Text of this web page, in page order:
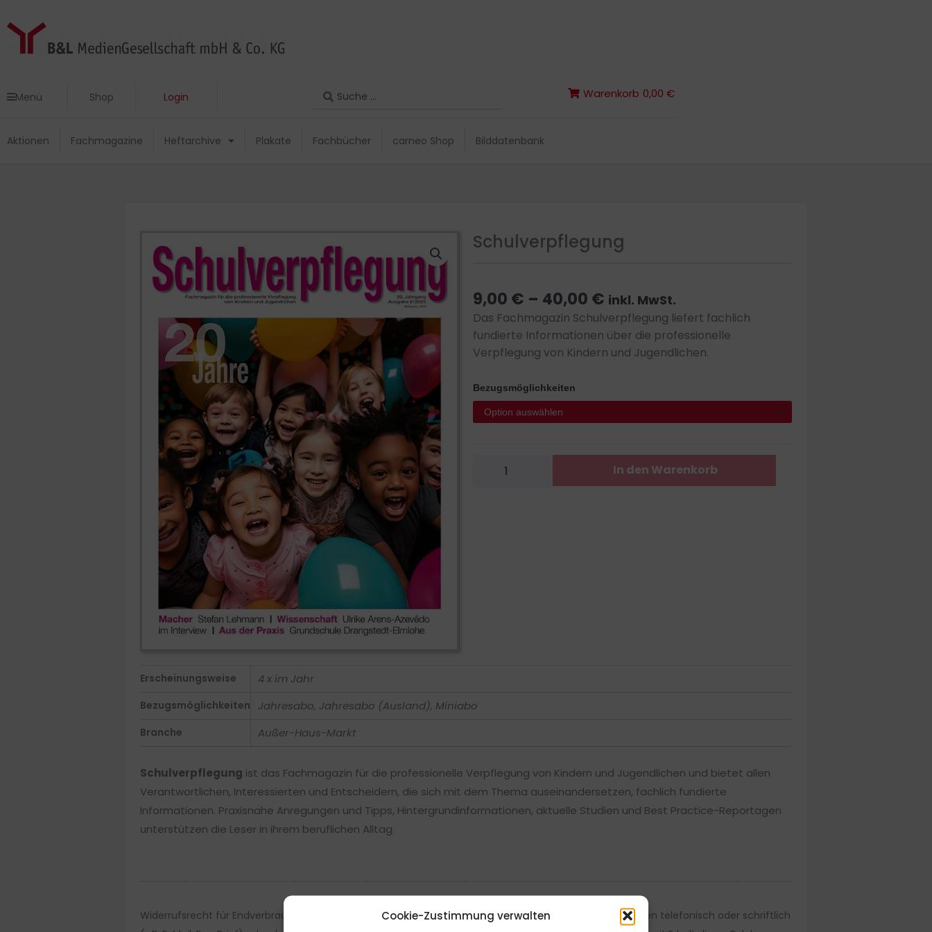
Cookie-Zustimmung verwalten
Inhalt
Menü Shop Login
Search
Warenkorb 0,00 €
Aktionen Fachmagazine Heftarchive Plakate Fachbücher carneo Shop Bilddatenbank
Menü Shop Login
Search
Warenkorb 0,00 €
Aktionen Fachmagazine Heftarchive Plakate Fachbücher carneo Shop Bilddatenbank
Schulverpflegung
9,00 € – 40,00 € Preisspanne:
9,00 €
bis
40,00 €
inkl. MwSt.
Das Fachmagazin Schulverpflegung liefert fachlich
fundierte Informationen über die professionelle
Verpflegung von Kindern und Jugendlichen.
Bezugsmöglichkeiten
Schulverpflegung
Menge
In den Warenkorb
Erscheinungsweise 4 x im Jahr
Bezugsmöglichkeiten Jahresabo, Jahresabo (Ausland), Miniabo
Branche Außer-Haus-Markt
Schulverpflegung ist das Fachmagazin für die professionelle Verpflegung von Kindern und Jugendlichen und bietet allen
Verantwortlichen, Interessierten und Entscheidern, die sich mit dem Thema auseinandersetzen, fachlich fundierte
Informationen. Praxisnahe Anregungen und Tipps, Hintergrundinformationen, aktuelle Studien und Best Practice-Reportagen
unterstützen die Leser in ihrem beruflichen Alltag.
Widerrufsrecht für Endverbraucher: Die Bestellung kann innerhalb von 14 Tagen ohne Angabe von Gründen telefonisch oder schriftlich